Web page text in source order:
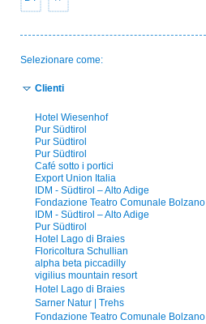
Selezionare come:
Clienti
Hotel Wiesenhof
Pur Südtirol
Pur Südtirol
Pur Südtirol
Café sotto i portici
Export Union Italia
IDM - Südtirol – Alto Adige
Fondazione Teatro Comunale Bolzano
IDM - Südtirol – Alto Adige
Pur Südtirol
Hotel Lago di Braies
Floricoltura Schullian
alpha beta piccadilly
vigilius mountain resort
Hotel Lago di Braies
Sarner Natur | Trehs
Fondazione Teatro Comunale Bolzano